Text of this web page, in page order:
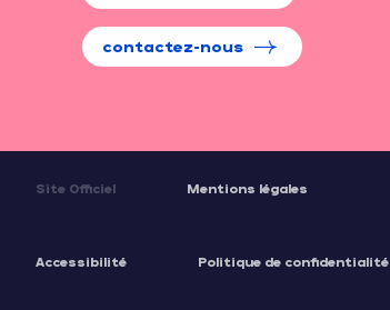
contactez-nous
Site Officiel Mentions légales
Accessibilité Politique de confidentialité